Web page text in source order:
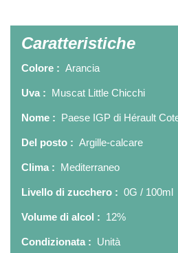
Caratteristiche
Colore : Arancia
Uva : Muscat Little Chicchi
Nome : Paese IGP di Hérault
Del posto : Argille-calcare
Clima : Mediterraneo
Livello di zucchero : 0G / 100ml
Volume di alcol : 12%
Condizionata : Unità